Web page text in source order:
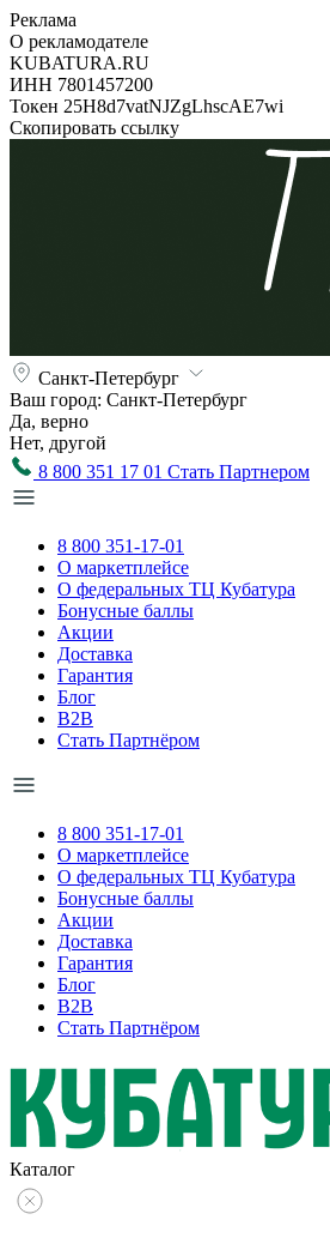
Реклама
О рекламодателе
KUBATURA.RU
ИНН 7801457200
Токен 25H8d7vatNJZgLhscAE7wi
Скопировать ссылку
Санкт-Петербург
Ваш город: Санкт-Петербург
Да, верно
Нет, другой
8 800 351 17 01 Стать Партнером
8 800 351-17-01
О маркетплейсе
О федеральных ТЦ Кубатура
Бонусные баллы
Акции
Доставка
Гарантия
Блог
B2B
Стать Партнёром
8 800 351-17-01
О маркетплейсе
О федеральных ТЦ Кубатура
Бонусные баллы
Акции
Доставка
Гарантия
Блог
B2B
Стать Партнёром
Каталог